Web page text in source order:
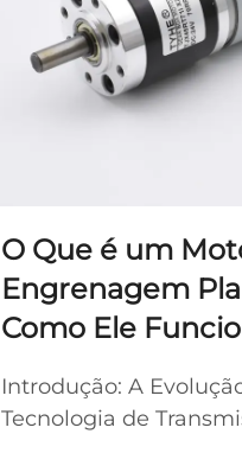
O Que é um
Engrenagem
Como Ele
Introdução: A
Tecnologia de